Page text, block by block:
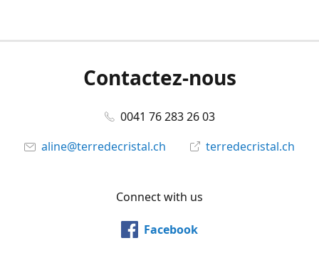
Contactez-nous
0041 76 283 26 03
aline@terredecristal.ch
terredecristal.ch
Connect with us
Facebook